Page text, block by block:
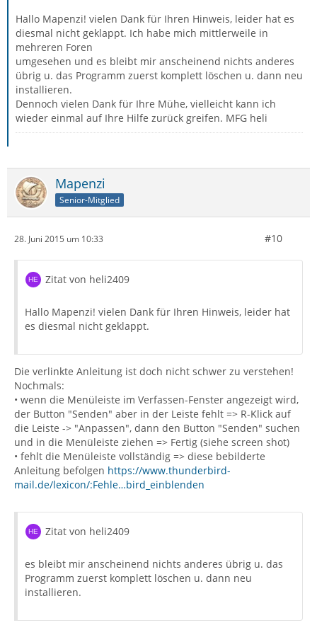
Hallo Mapenzi! vielen Dank für Ihren Hinweis, leider hat es
diesmal nicht geklappt. Ich habe mich mittlerweile in
mehreren Foren
umgesehen und es bleibt mir anscheinend nichts anderes
übrig u. das Programm zuerst komplett löschen u. dann neu
installieren.
Dennoch vielen Dank für Ihre Mühe, vielleicht kann ich
wieder einmal auf Ihre Hilfe zurück greifen. MFG heli
Mapenzi
Senior-Mitglied
28. Juni 2015 um 10:33 #10
Zitat von heli2409
Hallo Mapenzi! vielen Dank für Ihren Hinweis, leider hat
es diesmal nicht geklappt.
Die verlinkte Anleitung ist doch nicht schwer zu verstehen!
Nochmals:
• wenn die Menüleiste im Verfassen-Fenster angezeigt wird,
der Button "Senden" aber in der Leiste fehlt => R-Klick auf
die Leiste -> "Anpassen", dann den Button "Senden" suchen
und in die Menüleiste ziehen => Fertig (siehe screen shot)
• fehlt die Menüleiste vollständig => diese bebilderte
Anleitung befolgen https://www.thunderbird-
mail.de/lexicon/:Fehle…bird_einblenden
Zitat von heli2409
es bleibt mir anscheinend nichts anderes übrig u. das
Programm zuerst komplett löschen u. dann neu
installieren.